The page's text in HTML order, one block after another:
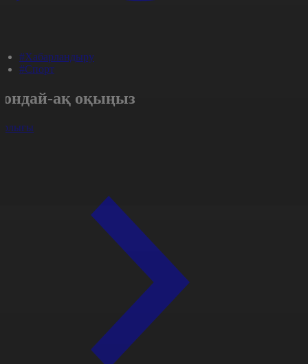
#Хабарландыру
#Спорт
ақ оқыңыз